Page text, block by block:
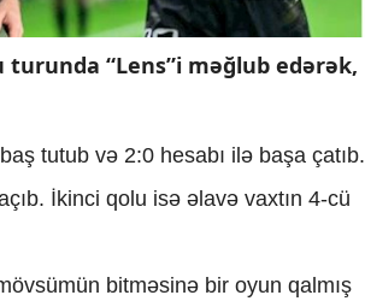
turunda “Lens”i məğlub edərək,
tutub və 2:0 hesabı ilə başa çatıb.
İkinci qolu isə əlavə vaxtın 4-cü
bitməsinə bir oyun qalmış